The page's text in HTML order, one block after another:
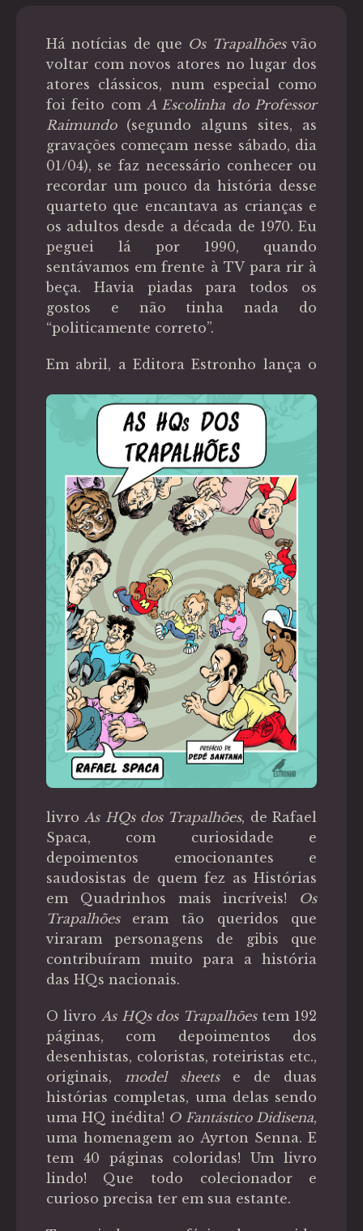
Há notícias de que Os Trapalhõesvão
voltar com novos atores no lugar dos
atores clássicos, num especial como
foi feito com A Escolinha do Professor
Raimundo(segundo alguns sites, as
gravações começam nesse sábado, dia
01/04), se faz necessário conhecer ou
recordar um pouco da história desse
quarteto que encantava as crianças e
os adultos desde a década de 1970. Eu
peguei lá por 1990, quando
sentávamos em frente à TV para rir à
beça. Havia piadas para todos os
gostos e não tinha nada do
“politicamente correto”.
Em abril, a Editora Estronho lança o
livroAs HQs dos Trapalhões, de Rafael
Spaca, com curiosidade e
depoimentos emocionantes e
saudosistas de quem fez as Histórias
em Quadrinhos mais incríveis! Os
Trapalhõeseram tão queridos que
viraram personagens de gibis que
contribuíram muito para a história
das HQs nacionais.
O livro As HQs dos Trapalhõestem 192
páginas, com depoimentos dos
desenhistas, coloristas, roteiristas etc.,
originais, model sheetse de duas
histórias completas, uma delas sendo
uma HQ inédita! O Fantástico Didisena,
uma homenagem ao Ayrton Senna. E
tem 40 páginas coloridas! Um livro
lindo! Que todo colecionador e
curioso precisa ter em sua estante.